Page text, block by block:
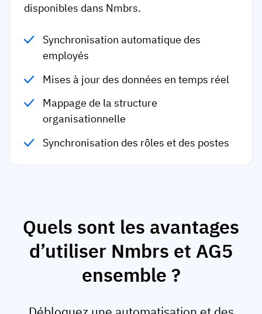
disponibles dans Nmbrs.
Synchronisation automatique des
employés
Mises à jour des données en temps réel
Mappage de la structure
organisationnelle
Synchronisation des rôles et des postes
Quels sont les avantages
d’utiliser Nmbrs et AG5
ensemble ?